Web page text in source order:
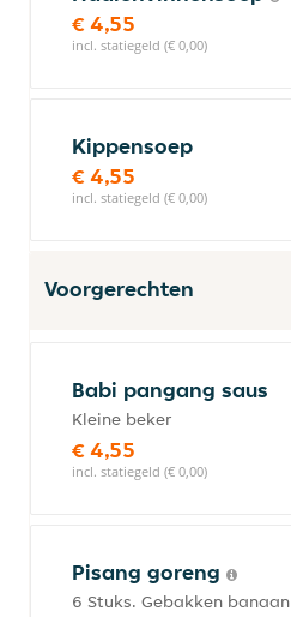
€ 4,55
incl. statiegeld (€ 0,00)
Kippensoep
€ 4,55
incl. statiegeld (€ 0,00)
Voorgerechten
Babi pangang saus
Kleine beker
€ 4,55
incl. statiegeld (€ 0,00)
Pisang goreng
6 Stuks. Gebakken banaan